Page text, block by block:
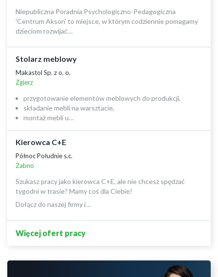
Niepubliczna Poradnia Psychologiczno-Pedagogiczna
'Centrum Akson' to miejsce, w którym codziennie pomagamy
dzieciom rozwijać…
Stolarz meblowy
Makastol Sp. z o. o.
Zgierz
przygotowanie elementów meblowych do produkcji,
składanie mebli na warsztacie,
montaż mebli u…
Kierowca C+E
Północ Południe s.c.
Żabno
Szukasz pracy jako kierowca C+E, ale nie chcesz spędzać
tygodni w trasie? Mamy coś dla Ciebie!
Dołącz do naszej firmy i…
Więcej ofert pracy